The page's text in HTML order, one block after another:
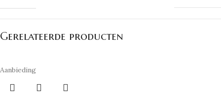
Gerelateerde producten
Aanbieding